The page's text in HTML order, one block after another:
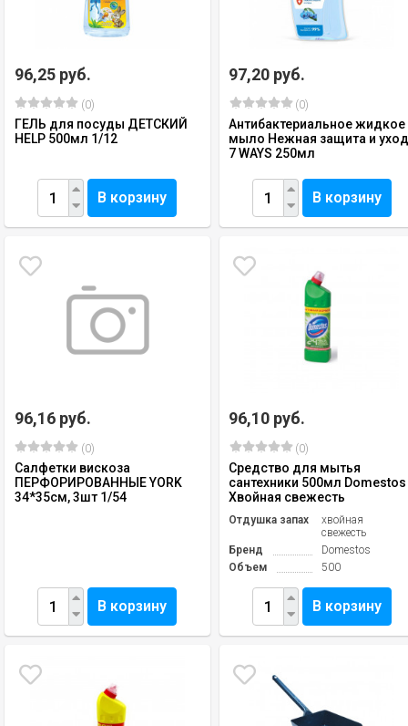
96,25 руб.
(0)
ГЕЛЬ для посуды ДЕТСКИЙ
HELP 500мл 1/12
В корзину
97,20 руб.
(0)
Антибактериальное жидкое
мыло Нежная защита и
7 WAYS 250мл
В корзину
96,16 руб.
(0)
Салфетки вискоза
ПЕРФОРИРОВАННЫЕ YORK
34*35см, 3шт 1/54
В корзину
96,10 руб.
(0)
Средство для мытья
сантехники 500мл Domestos
Хвойная свежесть
Отдушка запах
хвойная
свежесть
Бренд
Domestos
Объем
500
В корзину